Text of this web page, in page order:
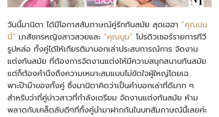
วันนี้มานิตา ได้มีโอกาสสัมภาษณ์คู่รักทันสมัย สุดเฮฮา “คุณนน
นี่” เภสัชกรหญิงสาวสวยและ “คุณบูม” โปรดิวเซอร์รายการทีวี
รูปหล่อ ทั้งคู่ได้ให้เกียรติมาบอกเล่าประสบการณ์การ จัดงาน
แต่งทันสมัย ที่ต้องการจัดงานแต่งให้มีความสนุกสนานทันสมัย
แต่ก็ต้องคำนึงถึงความเหมาะสมแบบไม่ขัดใจผู้ใหญ่โดยเฉ
พาะป๊าม๊าของทั้งคู่ ซึ่งมานิตาคิดว่าเป็นคำบอกเล่าที่ดีมาก ๆ
สำหรับว่าที่คู่บ่าวสาวที่กำลังเตรียม จัดงานแต่งทันสมัย ห้าม
พลาดกับเคล็ดลับดีๆที่ทั้งคู่นำมาฝากกันในบทสัมภาษณ์นี้เลยค่ะ